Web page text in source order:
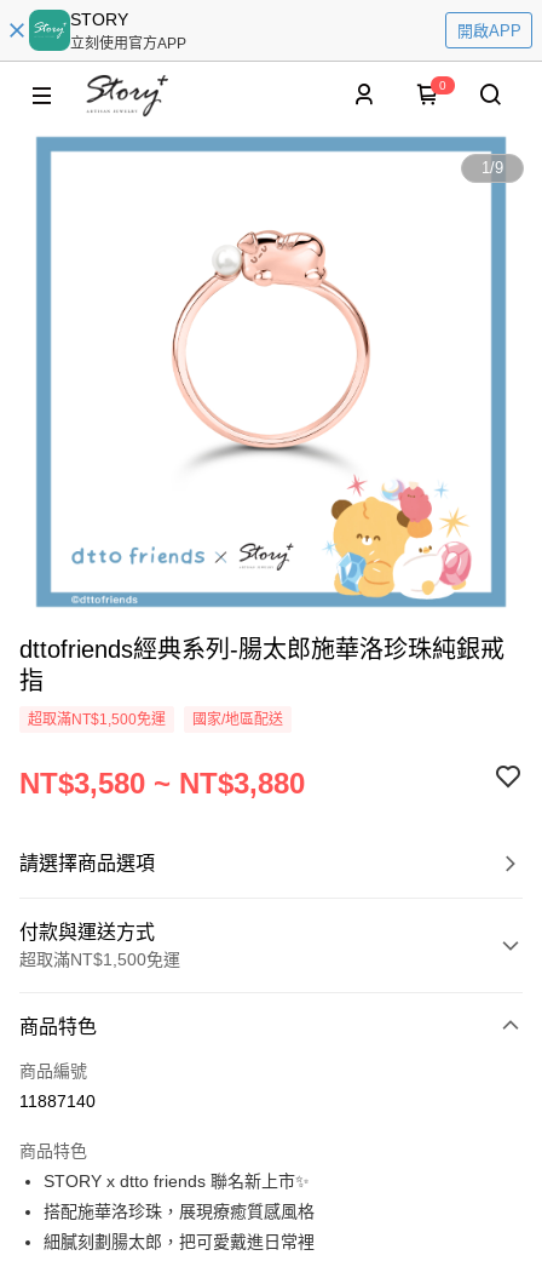
STORY
立刻使用官方APP
開啟APP
0
1/9
dttofriends經典系列-腸太郎施華洛珍珠純銀戒
指
超取滿NT$1,500免運 國家/地區配送
NT$3,580 ~ NT$3,880
請選擇商品選項
付款與運送方式
超取滿NT$1,500免運
信用卡一次付款
信用卡分期付款
合作金庫商業銀行
華南商業銀行
彰化商業銀行
上海商業儲蓄銀行
台北富邦商業銀行
國泰世華商業銀行
兆豐國際商業銀行
6 期 0 利率 每期
華南商業銀行
彰化商業銀行
上海商業儲蓄銀行
台北富邦商業銀行
超商取貨付款
LINE Pay
商品特色
商品編號
11887140
商品特色
STORY x dtto friends 聯名新上市✨
搭配施華洛珍珠，展現療癒質感風格
細膩刻劃腸太郎，把可愛戴進日常裡